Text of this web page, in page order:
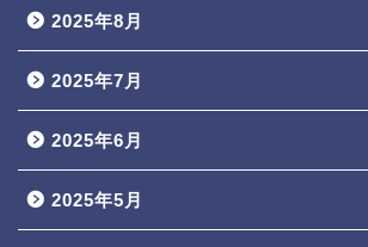
2025年8月
2025年7月
2025年6月
2025年5月